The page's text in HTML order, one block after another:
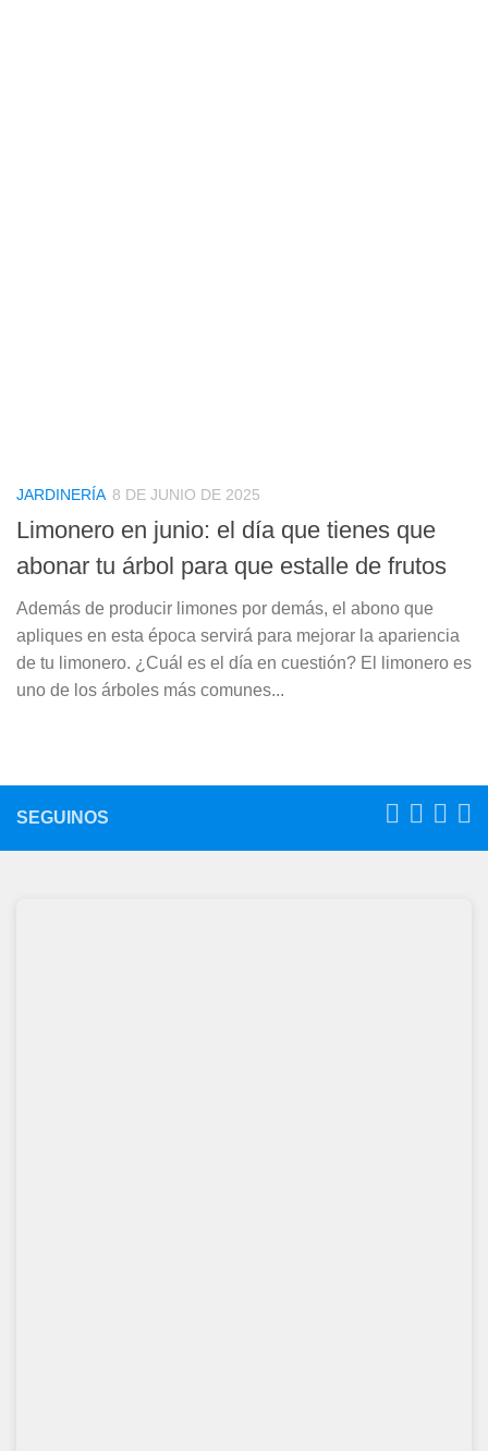
JARDINERÍA 8 DE JUNIO DE 2025
Limonero en junio: el día que tienes que
abonar tu árbol para que estalle de frutos
Además de producir limones por demás, el abono que
apliques en esta época servirá para mejorar la apariencia
de tu limonero. ¿Cuál es el día en cuestión? El limonero es
uno de los árboles más comunes...
SEGUINOS